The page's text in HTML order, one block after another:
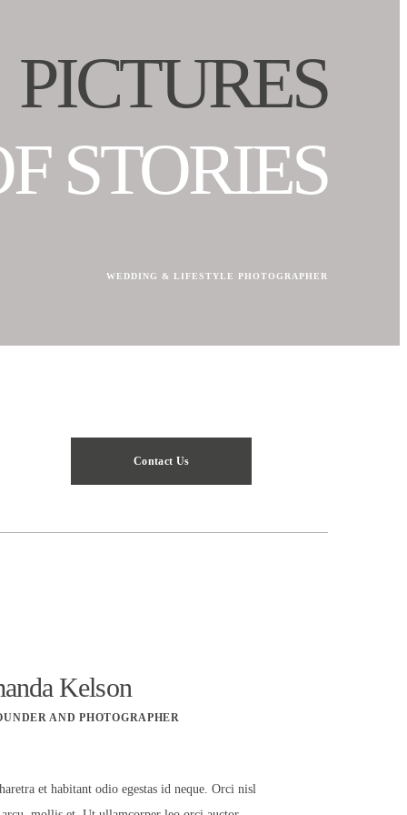
PICTURES
STORIES
WEDDING & LIFESTYLE PHOTOGRAPHER
Contact Us
Kelson
AND PHOTOGRAPHER
et habitant odio egestas id neque. Orci nisl